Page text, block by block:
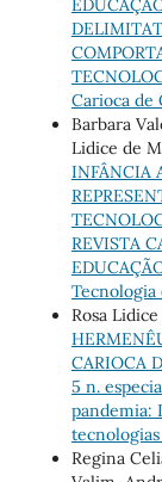
Carioca de
Barbara
Lidice de
INFÂNCIA
REVISTA
Tecnologia
Rosa
CARIOCA
5 n.
pandemia:
Regina